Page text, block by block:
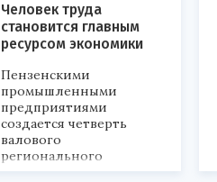
Человек труда
становится главным
ресурсом экономики
Пензенскими
промышленными
предприятиями
создается четверть
валового
регионального
продукта и